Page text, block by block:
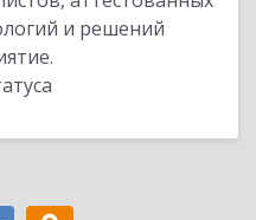
и решений